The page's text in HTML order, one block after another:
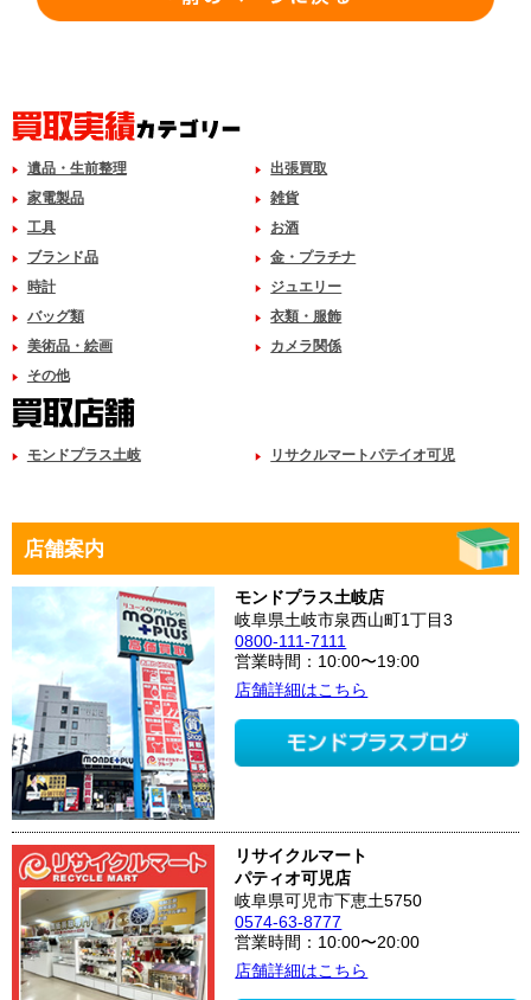
遺品・生前整理
出張買取
家電製品
雑貨
工具
お酒
ブランド品
金・プラチナ
時計
ジュエリー
バッグ類
衣類・服飾
美術品・絵画
カメラ関係
その他
モンドプラス土岐 リサクルマートパテイオ可児
店舗案内
モンドプラス土岐店
岐阜県土岐市泉西山町1丁目3
0800-111-7111
営業時間：10:00〜19:00
店舗詳細はこちら
リサイクルマート
パティオ可児店
岐阜県可児市下恵土5750
0574-63-8777
営業時間：10:00〜20:00
店舗詳細はこちら